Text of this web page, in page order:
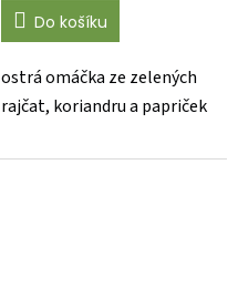
Do košíku
ostrá omáčka ze zelených
rajčat, koriandru a papriček